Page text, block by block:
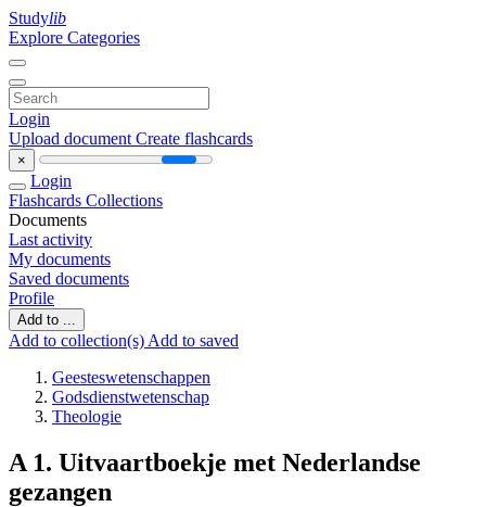
Studylib
Explore Categories
Login
Upload document Create flashcards
×
Login
Flashcards Collections
Documents
Last activity
My documents
Saved documents
Profile
Add to ...
Add to collection(s) Add to saved
Geesteswetenschappen
Godsdienstwetenschap
Theologie
A 1. Uitvaartboekje met Nederlandse
gezangen